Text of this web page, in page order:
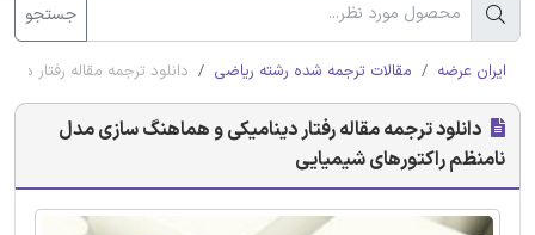
جستجو
ایران عرضه مقالات ترجمه شده رشته ریاضی دانلود ترجمه مقاله رفتار
دانلود ترجمه مقاله رفتار دینامیکی و هماهنگ سازی مدل
نامنظم راکتورهای شیمیایی